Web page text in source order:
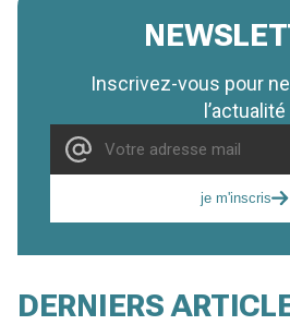
Inscrivez-vous pour
l’actualité
je m'inscris
DERNIERS